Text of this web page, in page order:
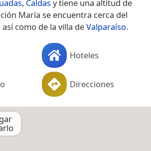
, Caldasy tiene una altitud de
María se encuentra cerca del
así como de la villa deValparaíso.
Hoteles
Direcciones